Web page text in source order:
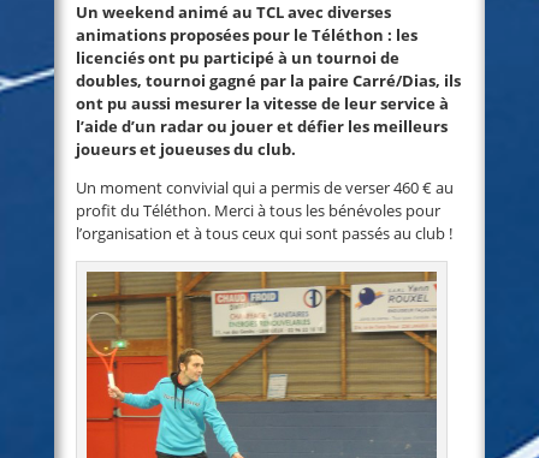
Un weekend animé au TCL avec diverses
animations proposées pour le Téléthon : les
licenciés ont pu participé à un tournoi de
doubles, tournoi gagné par la paire Carré/Dias, ils
ont pu aussi mesurer la vitesse de leur service à
l’aide d’un radar ou jouer et défier les meilleurs
joueurs et joueuses du club.
Un moment convivial qui a permis de verser 460 € au
profit du Téléthon. Merci à tous les bénévoles pour
l’organisation et à tous ceux qui sont passés au club !